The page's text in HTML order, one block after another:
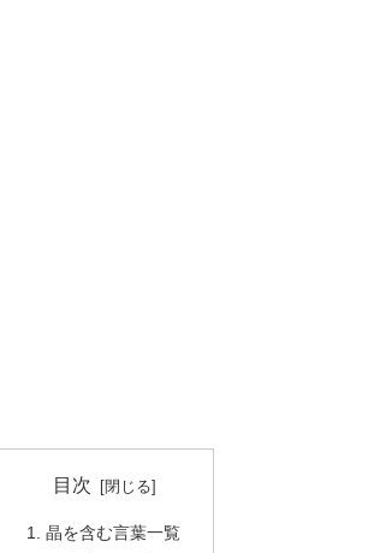
目次
晶を含む言葉一覧